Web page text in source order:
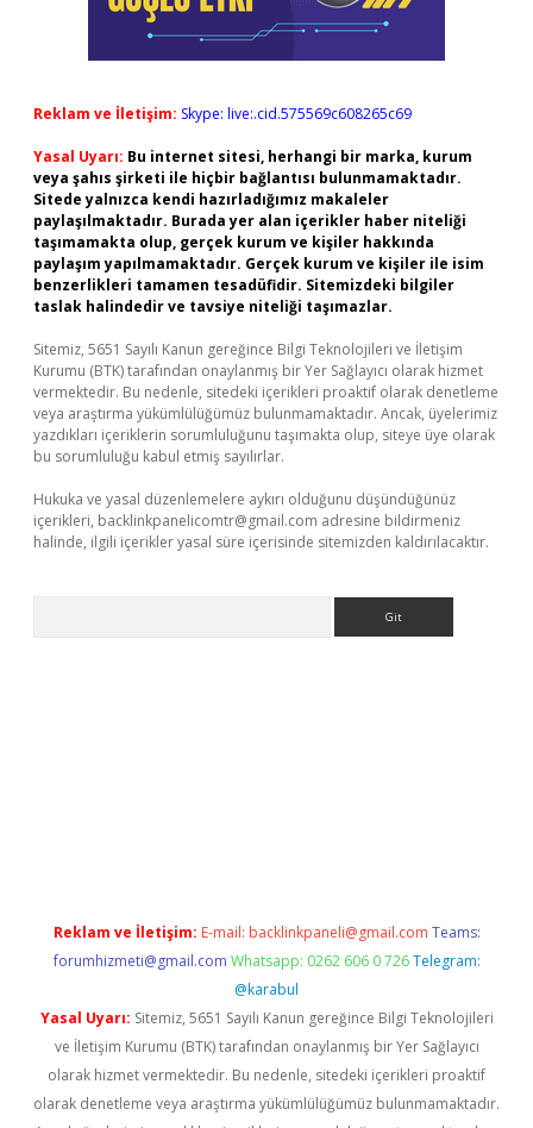
Reklam ve İletişim: Skype: live:.cid.575569c608265c69
Yasal Uyarı: Bu internet sitesi, herhangi bir marka, kurum
veya şahıs şirketi ile hiçbir bağlantısı bulunmamaktadır.
Sitede yalnızca kendi hazırladığımız makaleler
paylaşılmaktadır. Burada yer alan içerikler haber niteliği
taşımamakta olup, gerçek kurum ve kişiler hakkında
paylaşım yapılmamaktadır. Gerçek kurum ve kişiler ile isim
benzerlikleri tamamen tesadüfidir. Sitemizdeki bilgiler
taslak halindedir ve tavsiye niteliği taşımazlar.
Sitemiz, 5651 Sayılı Kanun gereğince Bilgi Teknolojileri ve İletişim
Kurumu (BTK) tarafından onaylanmış bir Yer Sağlayıcı olarak hizmet
vermektedir. Bu nedenle, sitedeki içerikleri proaktif olarak denetleme
veya araştırma yükümlülüğümüz bulunmamaktadır. Ancak, üyelerimiz
yazdıkları içeriklerin sorumluluğunu taşımakta olup, siteye üye olarak
bu sorumluluğu kabul etmiş sayılırlar.
Hukuka ve yasal düzenlemelere aykırı olduğunu düşündüğünüz
içerikleri, backlinkpanelicomtr@gmail.com adresine bildirmeniz
halinde, ilgili içerikler yasal süre içerisinde sitemizden kaldırılacaktır.
Reklam ve İletişim: E-mail: backlinkpaneli@gmail.com Teams:
forumhizmeti@gmail.com Whatsapp: 0262 606 0 726 Telegram:
@karabul
Yasal Uyarı: Sitemiz, 5651 Sayılı Kanun gereğince Bilgi Teknolojileri
ve İletişim Kurumu (BTK) tarafından onaylanmış bir Yer Sağlayıcı
olarak hizmet vermektedir. Bu nedenle, sitedeki içerikleri proaktif
olarak denetleme veya araştırma yükümlülüğümüz bulunmamaktadır.